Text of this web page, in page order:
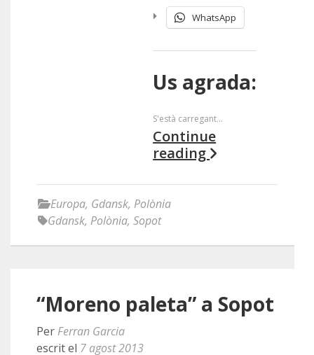
WhatsApp
Us agrada:
S'està carregant...
Continue
reading
Europa, Gdansk, Polònia
Gdansk, Polònia, Sopot
“Moreno paleta” a Sopot
Per Ferran Garcia
escrit el 7 agost 2013